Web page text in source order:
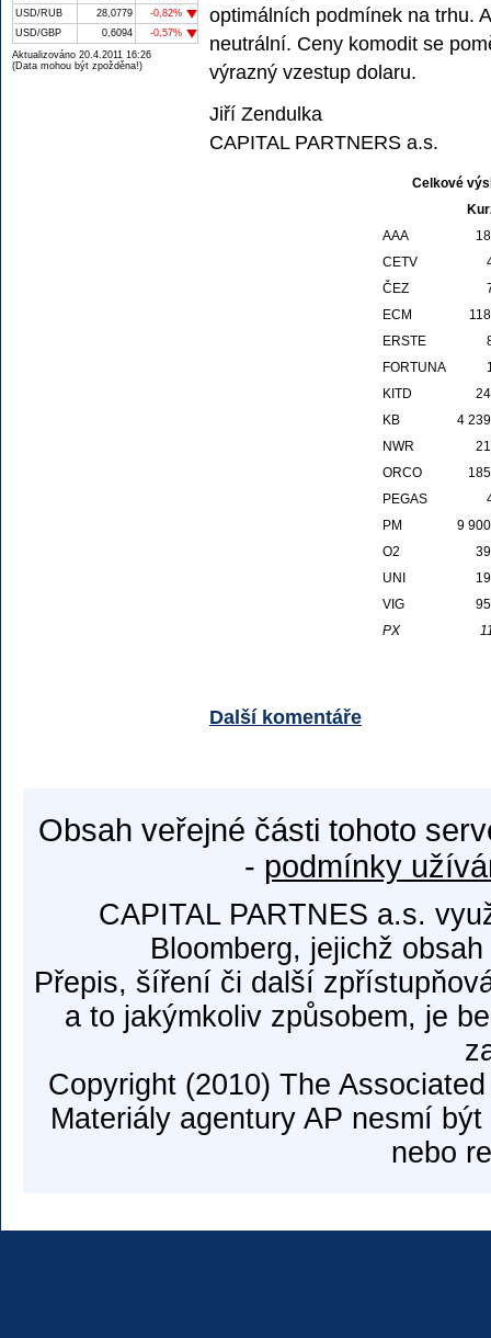
optimálních podmínek na trhu.
neutrální. Ceny komodit se
výrazný vzestup dolaru.
Jiří Zendulka
CAPITAL PARTNERS a.s.
Celkové
AAA
CETV
ČEZ
ECM
ERSTE
FORTUNA
KITD
KB
4
NWR
ORCO
PEGAS
PM
9
O2
UNI
VIG
PX
Další komentáře
USD/RUB
28,0779
-0,82%
USD/GBP
0,6094
-0,57%
Aktualizováno 20.4.2011 16:26
(Data mohou být zpožděna!)
Obsah veřejné části tohoto
- podmínky
CAPITAL PARTNES a.s.
Bloomberg, jejichž
Přepis, šíření či další
a to jakýmkoliv způsobem, je
Copyright (2010) The
Materiály agentury AP nesmí
nebo